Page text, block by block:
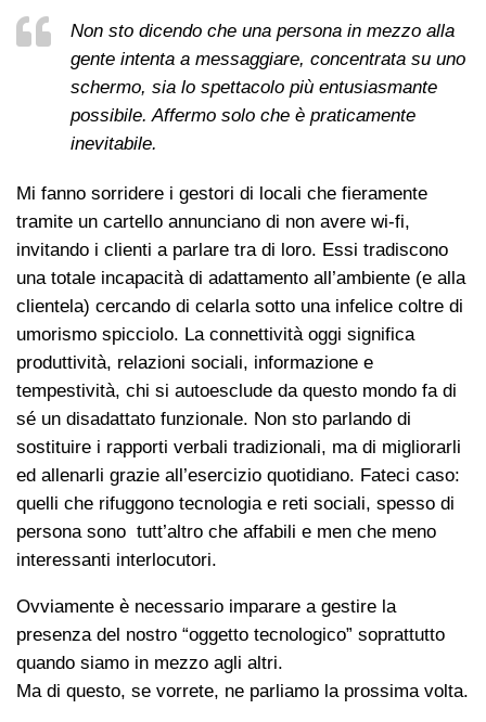
Non sto dicendo che una persona in mezzo alla
gente intenta a messaggiare, concentrata su uno
schermo, sia lo spettacolo più entusiasmante
possibile. Affermo solo che è praticamente
inevitabile.
Mi fanno sorridere i gestori di locali che fieramente
tramite un cartello annunciano di non avere wi-fi,
invitando i clienti a parlare tra di loro. Essi tradiscono
una totale incapacità di adattamento all’ambiente (e alla
clientela) cercando di celarla sotto una infelice coltre di
umorismo spicciolo. La connettività oggi significa
produttività, relazioni sociali, informazione e
tempestività, chi si autoesclude da questo mondo fa di
sé un disadattato funzionale. Non sto parlando di
sostituire i rapporti verbali tradizionali, ma di migliorarli
ed allenarli grazie all’esercizio quotidiano. Fateci caso:
quelli che rifuggono tecnologia e reti sociali, spesso di
persona sono tutt’altro che affabili e men che meno
interessanti interlocutori.
Ovviamente è necessario imparare a gestire la
presenza del nostro “oggetto tecnologico” soprattutto
quando siamo in mezzo agli altri.
Ma di questo, se vorrete, ne parliamo la prossima volta.